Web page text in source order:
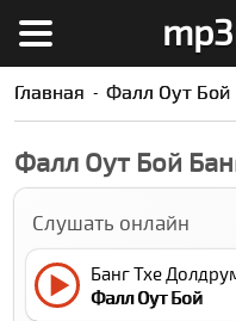
Главная Фалл Оут Бой
Фалл Оут Бой
Слушать онлайн
Банг Тхе
Фалл Оут Бой